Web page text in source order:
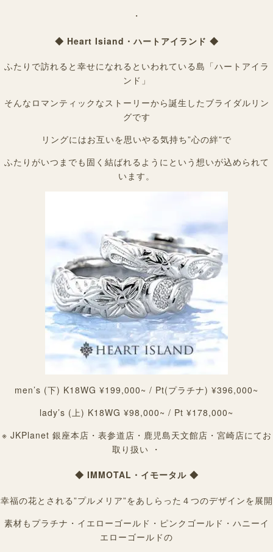
・
◆ Heart Isiand・ハートアイランド ◆
ふたりで訪れると幸せになれるといわれている島「ハートアイラ
ンド」
そんなロマンティックなストーリーから誕生したブライダルリン
グです
リングにはお互いを思いやる気持ち”心の絆”で
ふたりがいつまでも固く結ばれるようにという想いが込められて
います。
men’s (下) K18WG ¥199,000~ / Pt(プラチナ) ¥396,000~
lady’s (上) K18WG ¥98,000~ / Pt ¥178,000~
※ JKPlanet 銀座本店・表参道店・鹿児島天文館店・宮崎店にてお
取り扱い ・
◆ IMMOTAL・イモータル ◆
幸福の花とされる”プルメリア”をあしらった４つのデザインを展開
素材もプラチナ・イエローゴールド・ピンクゴールド・ハニーイ
エローゴールドの